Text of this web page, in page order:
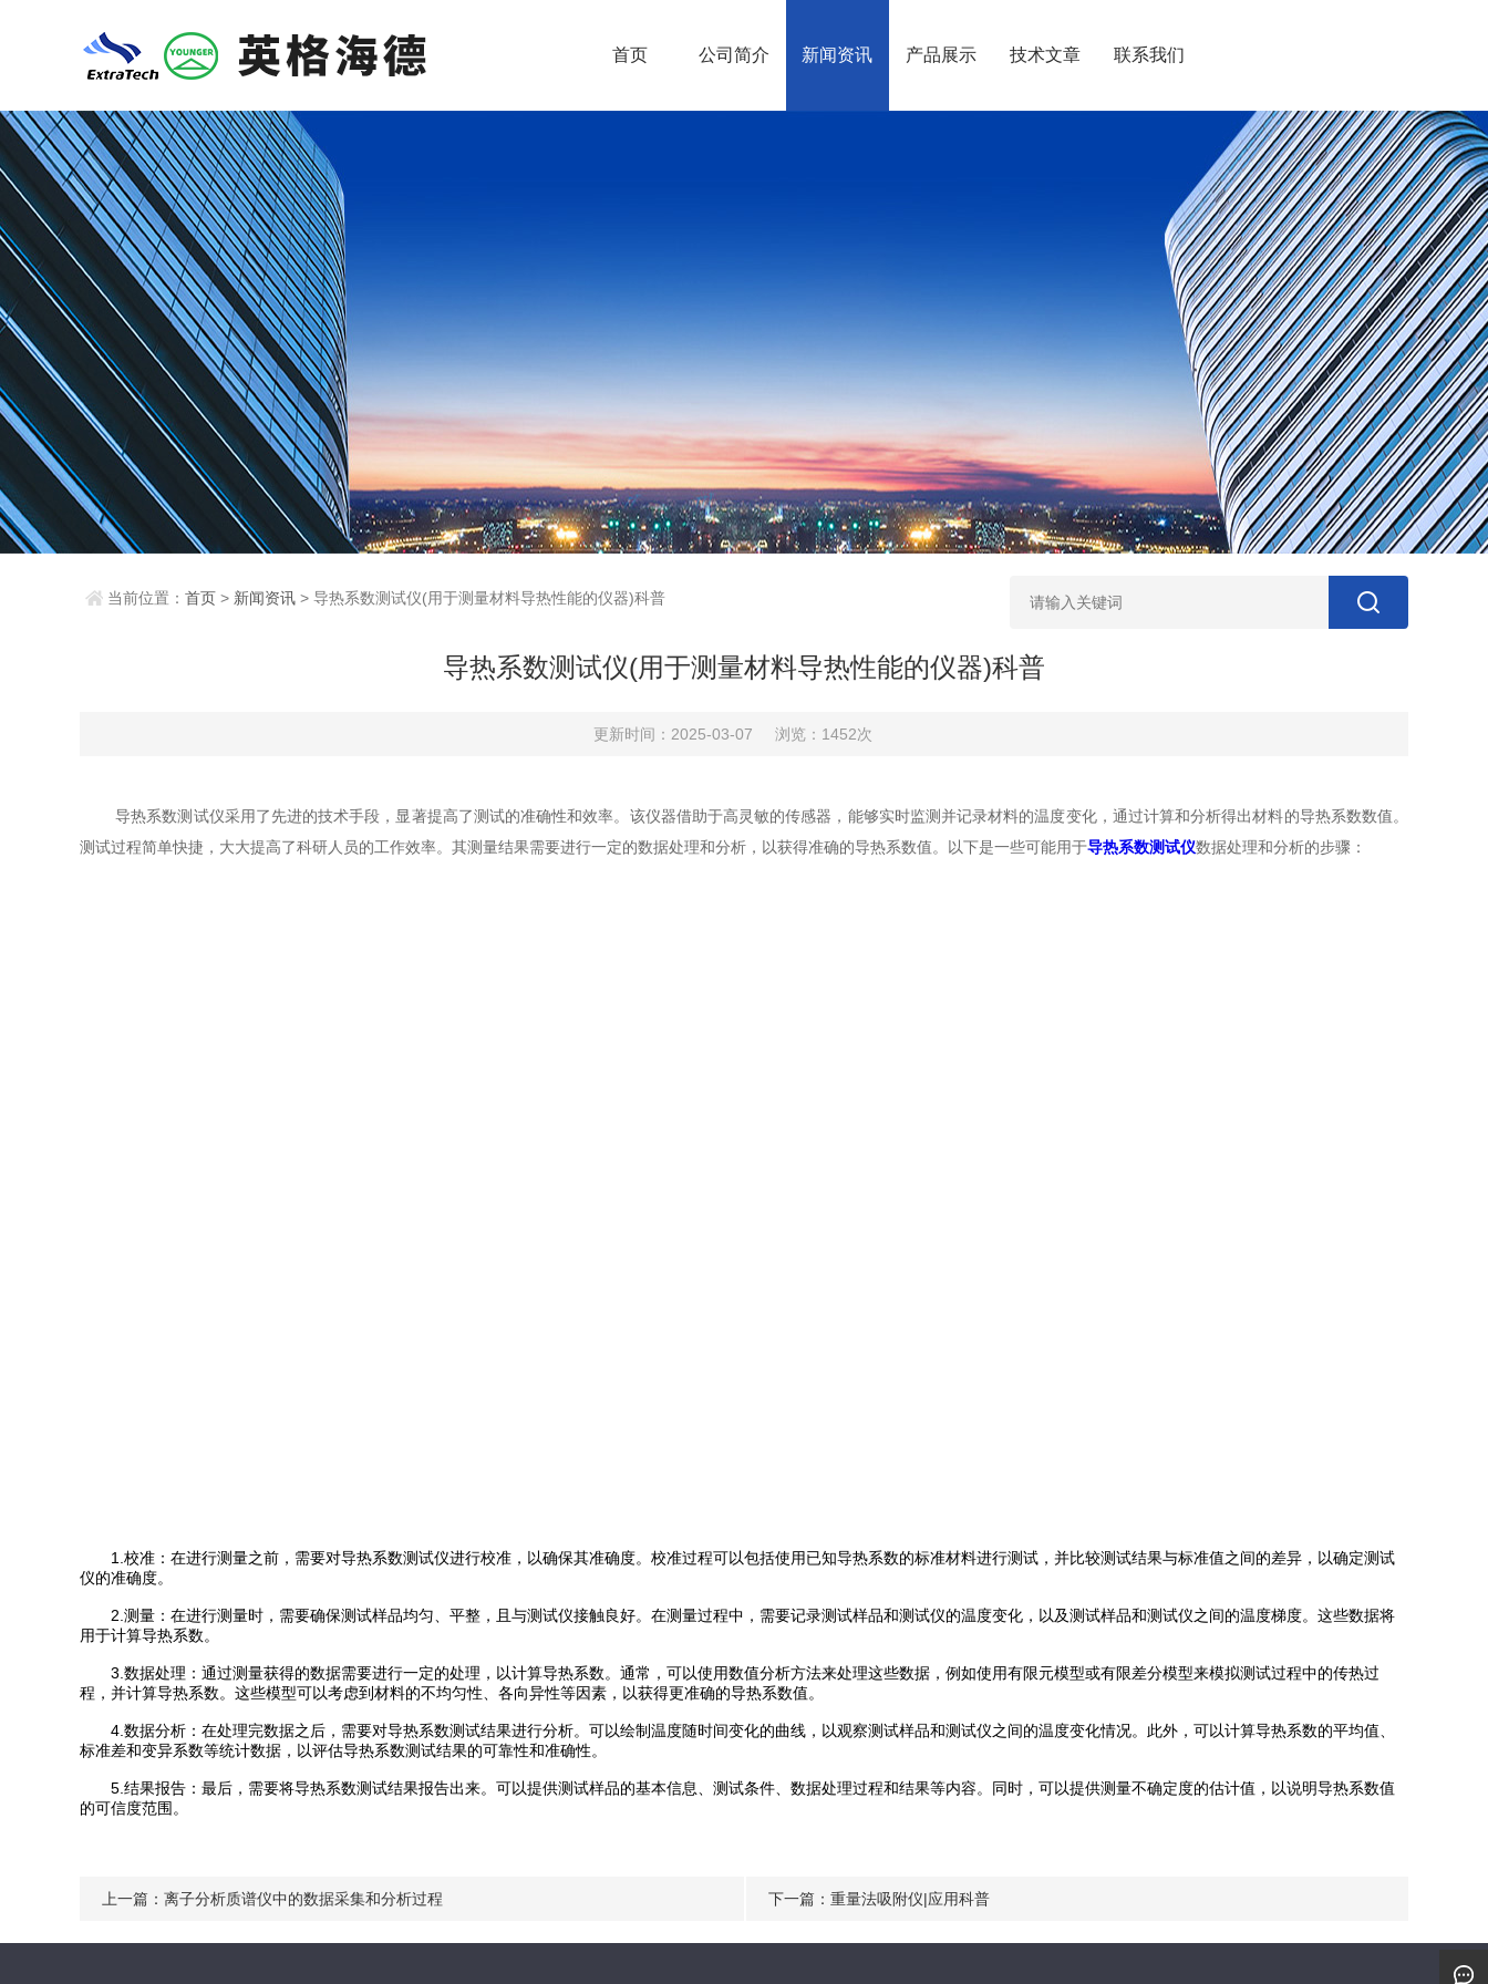
首页 公司简介 新闻资讯 产品展示 技术文章 联系我们
当前位置： 首页 > 新闻资讯 > 导热系数测试仪(用于测量材料导热性能的仪器)科普
导热系数测试仪(用于测量材料导热性能的仪器)科普
更新时间：2025-03-07 浏览：1452次
导热系数测试仪采用了先进的技术手段，显著提高了测试的准确性和效率。该仪器借助于高灵敏的传感器，能够实时监测并记录材料的温度变化，通过计算和分析得出材料的导热系数数值。
测试过程简单快捷，大大提高了科研人员的工作效率。其测量结果需要进行一定的数据处理和分析，以获得准确的导热系数值。以下是一些可能用于导热系数测试仪数据处理和分析的步骤：
1.校准：在进行测量之前，需要对导热系数测试仪进行校准，以确保其准确度。校准过程可以包括使用已知导热系数的标准材料进行测试，并比较测试结果与标准值之间的差异，以确定测试
仪的准确度。
2.测量：在进行测量时，需要确保测试样品均匀、平整，且与测试仪接触良好。在测量过程中，需要记录测试样品和测试仪的温度变化，以及测试样品和测试仪之间的温度梯度。这些数据将
用于计算导热系数。
3.数据处理：通过测量获得的数据需要进行一定的处理，以计算导热系数。通常，可以使用数值分析方法来处理这些数据，例如使用有限元模型或有限差分模型来模拟测试过程中的传热过
程，并计算导热系数。这些模型可以考虑到材料的不均匀性、各向异性等因素，以获得更准确的导热系数值。
4.数据分析：在处理完数据之后，需要对导热系数测试结果进行分析。可以绘制温度随时间变化的曲线，以观察测试样品和测试仪之间的温度变化情况。此外，可以计算导热系数的平均值、
标准差和变异系数等统计数据，以评估导热系数测试结果的可靠性和准确性。
5.结果报告：最后，需要将导热系数测试结果报告出来。可以提供测试样品的基本信息、测试条件、数据处理过程和结果等内容。同时，可以提供测量不确定度的估计值，以说明导热系数值
的可信度范围。
上一篇： 离子分析质谱仪中的数据采集和分析过程 下一篇： 重量法吸附仪|应用科普